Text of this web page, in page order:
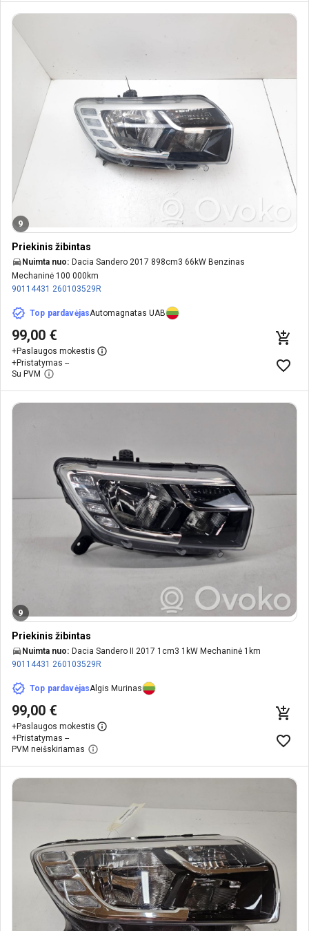
9
Priekinis žibintas
Nuimta nuo: Dacia Sandero 2017 898cm3 66kW Benzinas
Mechaninė 100 000km
90114431 260103529R
Top pardavėjasAutomagnatas UAB
99,00 €
+Paslaugos mokestis
+Pristatymas --
Su PVM
9
Priekinis žibintas
Nuimta nuo: Dacia Sandero II 2017 1cm3 1kW Mechaninė 1km
90114431 260103529R
Top pardavėjasAlgis Murinas
99,00 €
+Paslaugos mokestis
+Pristatymas --
PVM neišskiriamas